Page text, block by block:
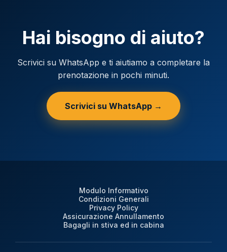
Hai bisogno di aiuto?
Scrivici su WhatsApp e ti aiutiamo a completare la
prenotazione in pochi minuti.
Scrivici su WhatsApp →
Modulo Informativo
Condizioni Generali
Privacy Policy
Assicurazione Annullamento
Bagagli in stiva ed in cabina